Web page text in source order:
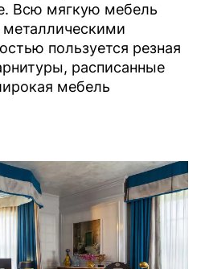
Всю мягкую мебель
пользуется резная
расписанные
мебель